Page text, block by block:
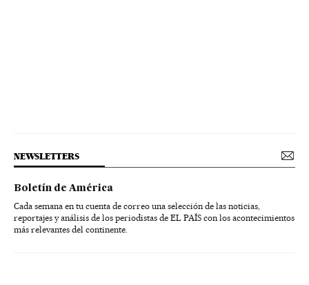
NEWSLETTERS
Boletín de América
Cada semana en tu cuenta de correo una selección de las noticias,
reportajes y análisis de los periodistas de EL PAÍS con los acontecimientos
más relevantes del continente.